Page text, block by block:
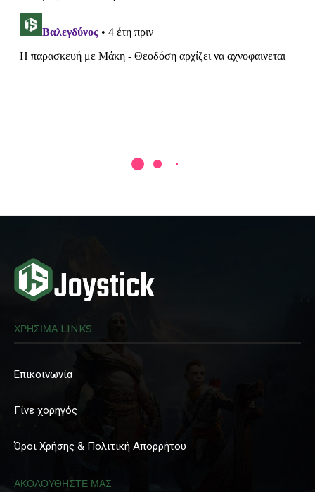
ΧΡΗΣΙΜΑ LINKS
Επικοινωνία
Γίνε χορηγός
Όροι Χρήσης & Πολιτική Απορρήτου
ΑΚΟΛΟΥΘΗΣΤΕ ΜΑΣ